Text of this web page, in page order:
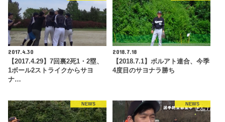
2017.4.30
【2017.4.29】7回裏2死1・2塁、
1ボール2ストライクからサヨ
ナ…
2018.7.18
【2018.7.1】ボルアト連合、今季
4度目のサヨナラ勝ち
NEWS NEWS